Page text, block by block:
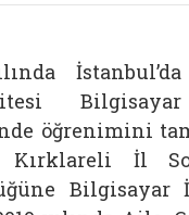
Bilgisayar
öğrenimini
Kırklareli İl
Bilgisayar